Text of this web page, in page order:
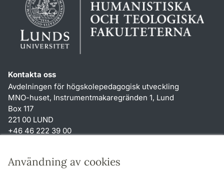
Användning av cookies
Kontakta oss
Avdelningen för högskolepedagogisk utveckling
MNO-huset, Instrumentmakaregränden 1, Lund
Box 117
221 00 LUND
+46 46 222 39 00
Genvägar